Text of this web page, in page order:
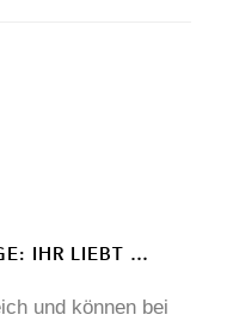
IHR LIEBT …
und können bei